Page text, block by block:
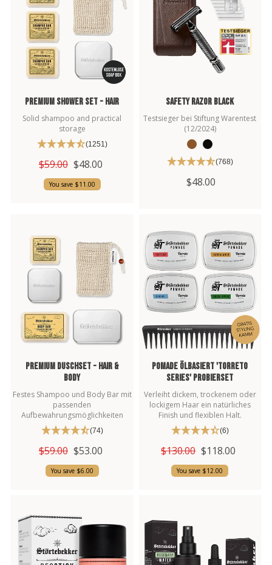
Premium Shower Set - Hair
Solid shampoo and practical
storage
(1251)
$59.00 $48.00
You save $11.00
Safety Razor Black
Testsieger bei Stiftung Warentest
(12/2024)
(768)
$48.00
Premium Duschset - Hair &
Body
Festes Shampoo und Body Bar mit
passenden
Aufbewahrungsmöglichkeiten
(74)
$59.00 $53.00
You save $6.00
Pomade Ölbasiert 'Torreto
Series' Probierset
Verleiht dickem, trockenem oder
lockigem Haar ein natürliches
Finish und flexiblen Halt.
(6)
$130.00 $118.00
You save $12.00